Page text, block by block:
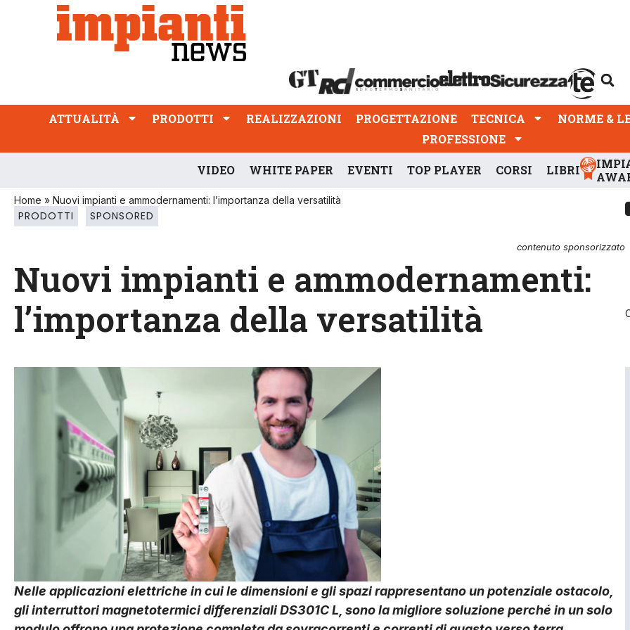
ATTUALITÀ PRODOTTI REALIZZAZIONI
PROFESSIONE
ATTUALITÀ PRODOTTI REALIZZAZIONI PROGETTAZIONE TECNICA
NORME &
PROFESSIONE
VIDEO WHITE PAPER EVENTI TOP PLAYER CORSI LIBRI
Home » Nuovi impianti e ammodernamenti: l’importanza della versatilità
PRODOTTI SPONSORED
contenuto sponsorizzato
Nuovi impianti e ammodernamenti:
l’importanza della versatilità
Nelle applicazioni elettriche in cui le dimensioni e gli spazi rappresentano un potenziale ostacolo,
gli interruttori magnetotermici differenziali DS301C L, sono la migliore soluzione perché in un solo